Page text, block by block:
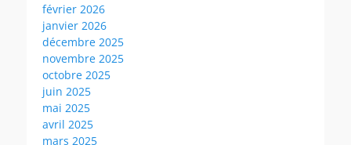
février 2026
janvier 2026
décembre 2025
novembre 2025
octobre 2025
juin 2025
mai 2025
avril 2025
mars 2025